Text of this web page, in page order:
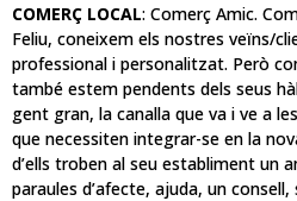
COMERÇ LOCAL: Comerç Amic.
Feliu, coneixem els nostres veïns/
professional i personalitzat. Però
també estem pendents dels seus
gent gran, la canalla que va i ve a
que necessiten integrar-se en la
d’ells troben al seu establiment un
paraules d’afecte, ajuda, un consell,